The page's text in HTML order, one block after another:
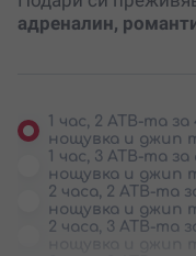
адреналин,
1 час, 2 АТВ-та за
нощувка и джип
1 час, 3 АТВ-та за
нощувка и джип
2 часа, 2 АТВ-та
нощувка и джип
2 часа, 3 АТВ-та